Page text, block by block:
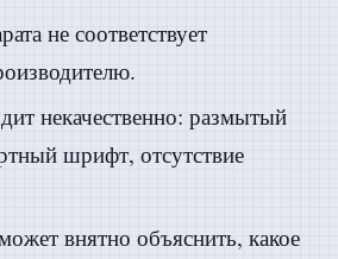
не соответствует
некачественно: размытый
шрифт, отсутствие
внятно объяснить, какое